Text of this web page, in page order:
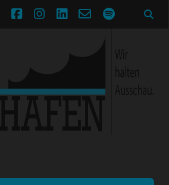
facebookinstagram
linkedin
email-spotify